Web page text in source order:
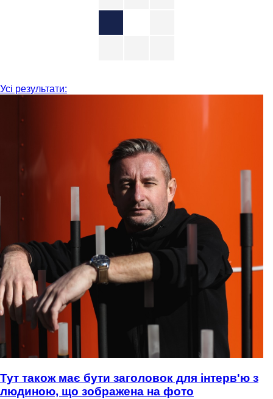
Усі результати:
Тут також має бути заголовок для інтерв'ю з
людиною, що зображена на фото